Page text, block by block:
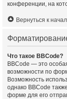
конференции, на
Вернуться к
Что такое BBCode?
BBCode — это
возможности по
Возможность
однако BBCode
форме для его